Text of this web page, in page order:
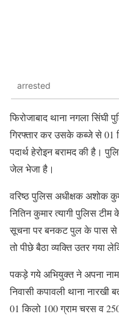
arrested
फिरोजाबाद थाना नगला
गिरफ्तार कर उसके कब्जे से 01
पदार्थ हेरोइन बरामद की है।
जेल भेजा है।
वरिष्ठ पुलिस अधीक्षक अशोक
नितिन कुमार त्यागी पुलिस
सूचना पर बनकट पुल के पास से
तो पीछे बैठा व्यक्ति उतर गया
पकड़े गये अभियुक्त ने अपना
निवासी कपावली थाना
01 किलो 100 ग्राम चरस व 250